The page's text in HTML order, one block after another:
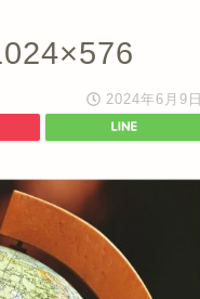
2024年6月9日